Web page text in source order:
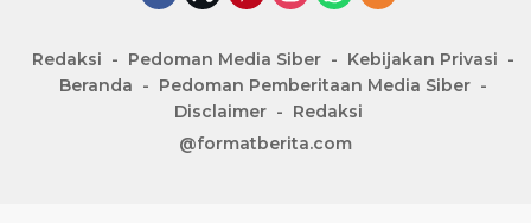
Redaksi Pedoman Media Siber
Kebijakan Privasi
Beranda
Pedoman Pemberitaan Media Siber
Disclaimer
Redaksi
@formatberita.com